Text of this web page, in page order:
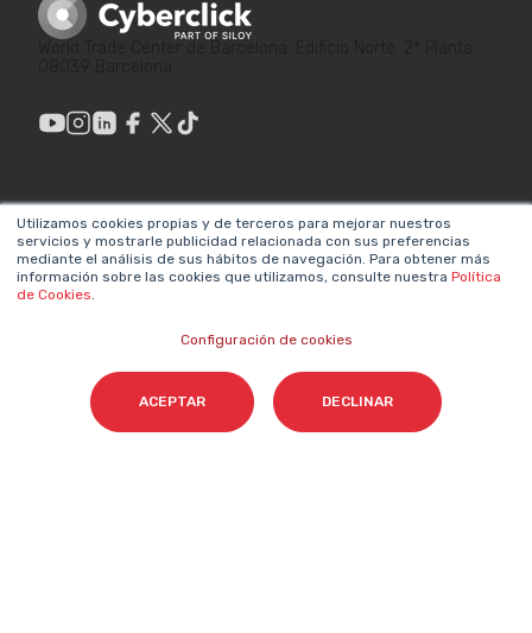
Utilizamos cookies propias y de terceros para mejorar nuestros
servicios y mostrarle publicidad relacionada con sus preferencias
mediante el análisis de sus hábitos de navegación. Para obtener más
información sobre las cookies que utilizamos, consulte nuestra Política
de Cookies.
Configuración de cookies
ACEPTAR DECLINAR
ENLACES DE
INTERÉS
¿Por qué hacer
Marketing?
Metodologías propias
Valores y equipos
Únete a nosotros
LEGAL
Política de privacidad
Sistema interno de
Declaración de
accesibilidad